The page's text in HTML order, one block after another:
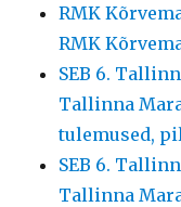
RMK
RMK
SEB 6.
Tallinna
tulemused,
SEB 6.
Tallinna